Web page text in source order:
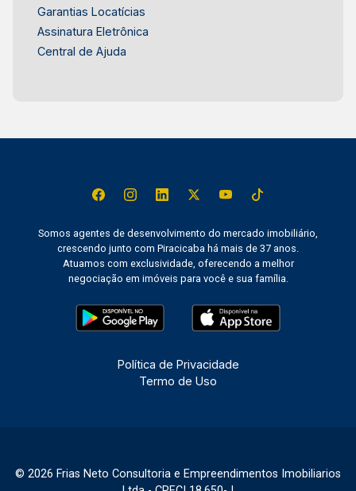
Garantias Locatícias
Assinatura Eletrônica
Central de Ajuda
Somos agentes de desenvolvimento do mercado imobiliário,
crescendo junto com Piracicaba há mais de 37 anos.
Atuamos com exclusividade, oferecendo a melhor
negociação em imóveis para você e sua família.
Política de Privacidade
Termo de Uso
© 2026 Frias Neto Consultoria e Empreendimentos Imobiliarios